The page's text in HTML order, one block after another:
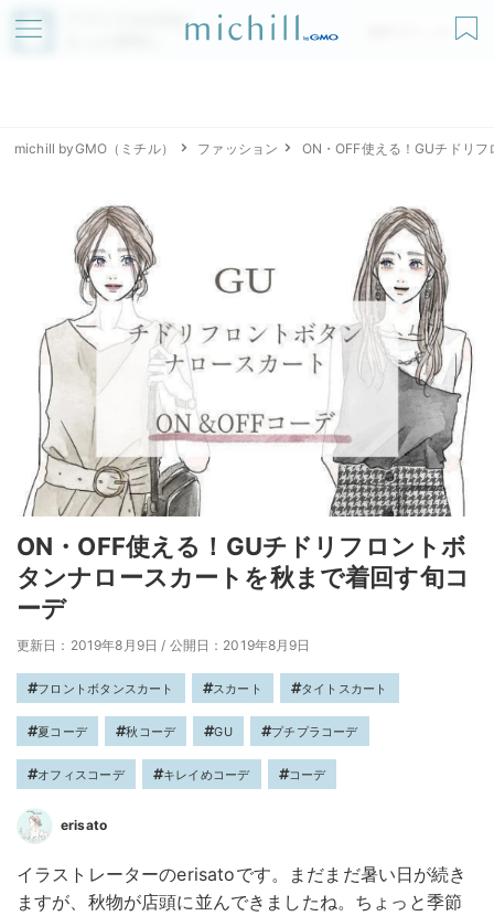
アプリでmichillが
無料ダウンロード
michill byGMO（ミチル） ファッション ON・OFF使える！GUチドリ
ON・OFF使える！GUチドリフロントボ
タンナロースカートを秋まで着回す旬コ
ーデ
更新日：2019年8月9日 / 公開日：2019年8月9日
フロントボタンスカート スカート タイトスカート
夏コーデ 秋コーデ GU プチプラコーデ
オフィスコーデ キレイめコーデ コーデ
erisato
イラストレーターのerisatoです。まだまだ暑い日が続き
ますが、秋物が店頭に並んできましたね。ちょっと季節